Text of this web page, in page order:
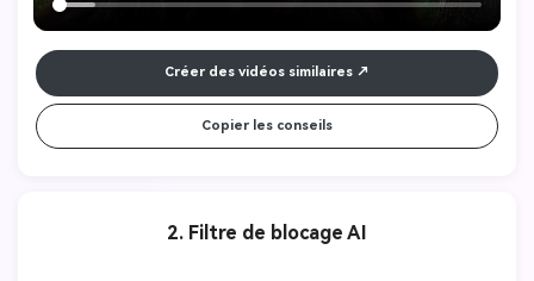
Créer des vidéos similaires
Copier les conseils
2. Filtre de blocage AI